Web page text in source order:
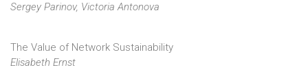
Sergey Parinov, Victoria Antonova
The Value of Network Sustainability
Elisabeth Ernst